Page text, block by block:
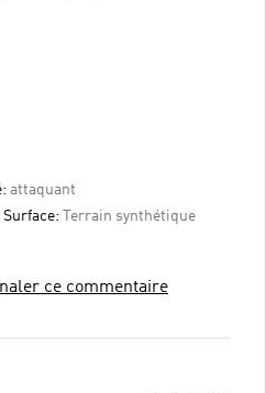
attaquant
Surface:
Terrain synthétique
ce commentaire